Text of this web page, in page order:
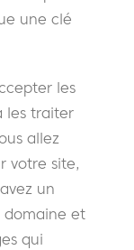
une clé
les
les traiter
allez
votre site,
un
domaine et
qui